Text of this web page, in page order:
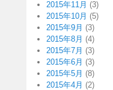
2015年11月 (3)
2015年10月 (5)
2015年9月 (3)
2015年8月 (4)
2015年7月 (3)
2015年6月 (3)
2015年5月 (8)
2015年4月 (2)